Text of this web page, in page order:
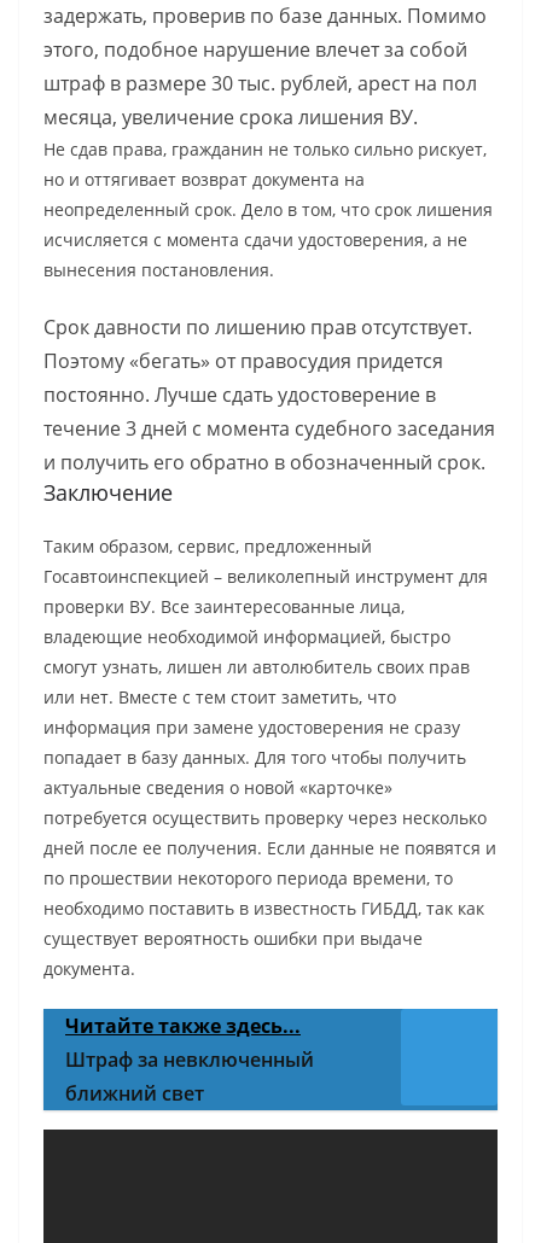
задержать, проверив по базе данных. Помимо
этого, подобное нарушение влечет за собой
штраф в размере 30 тыс. рублей, арест на пол
месяца, увеличение срока лишения ВУ.
Не сдав права, гражданин не только сильно рискует,
но и оттягивает возврат документа на
неопределенный срок. Дело в том, что срок лишения
исчисляется с момента сдачи удостоверения, а не
вынесения постановления.
Срок давности по лишению прав отсутствует.
Поэтому «бегать» от правосудия придется
постоянно. Лучше сдать удостоверение в
течение 3 дней с момента судебного заседания
и получить его обратно в обозначенный срок.
Заключение
Таким образом, сервис, предложенный
Госавтоинспекцией – великолепный инструмент для
проверки ВУ. Все заинтересованные лица,
владеющие необходимой информацией, быстро
смогут узнать, лишен ли автолюбитель своих прав
или нет. Вместе с тем стоит заметить, что
информация при замене удостоверения не сразу
попадает в базу данных. Для того чтобы получить
актуальные сведения о новой «карточке»
потребуется осуществить проверку через несколько
дней после ее получения. Если данные не появятся и
по прошествии некоторого периода времени, то
необходимо поставить в известность ГИБДД, так как
существует вероятность ошибки при выдаче
документа.
Читайте также здесь...
Штраф за невключенный
ближний свет